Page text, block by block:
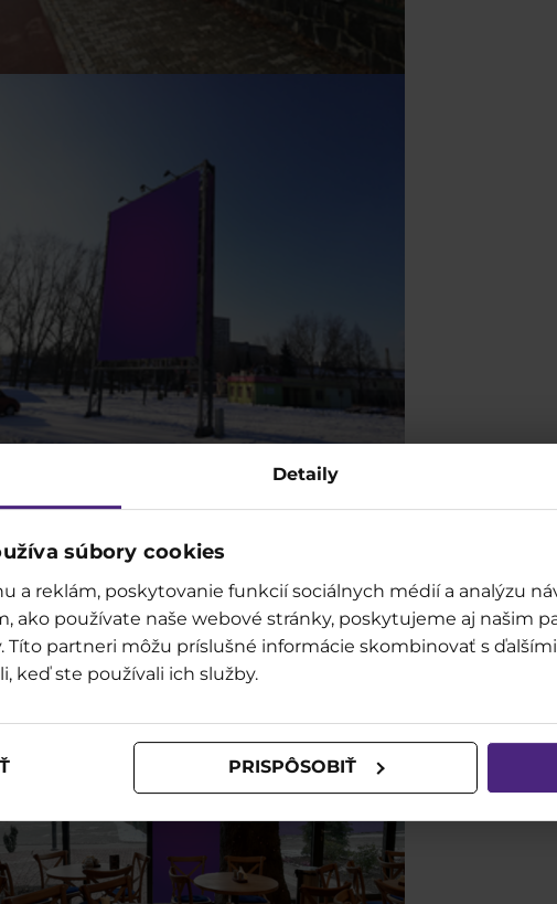
Detaily
súbory cookies
a reklám, poskytovanie funkcií sociálnych médií a analýzu
ako používate naše webové stránky, poskytujeme aj našim
Títo partneri môžu príslušné informácie skombinovať s
keď ste používali ich služby.
PRISPÔSOBIŤ